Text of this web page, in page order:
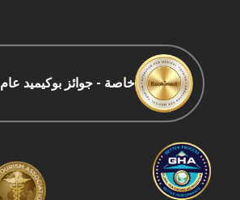
خاصة - جوائز بوكيميد عام 2021